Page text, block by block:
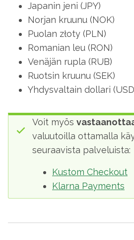
Japanin jeni (JPY)
Norjan kruunu (NOK)
Puolan złoty (PLN)
Romanian leu (RON)
Venäjän rupla (RUB)
Ruotsin kruunu (SEK)
Yhdysvaltain dollari
Voit myös
valuutoilla ottamalla
seuraavista palveluista:
Kustom Checkout
Klarna Payments